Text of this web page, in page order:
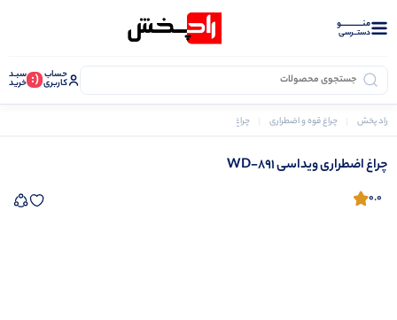
منــــــــــــو
دستــرسی
حساب
کاربری (: سبـد
خرید
راد پخش چراغ قوه و اضطراری چراغ های اضطراری
چراغ اضطراری ویداسی WD-891
0.0